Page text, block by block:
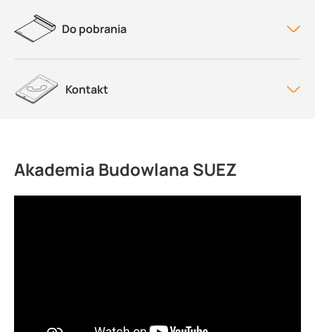
Do pobrania
Kontakt
Akademia Budowlana SUEZ